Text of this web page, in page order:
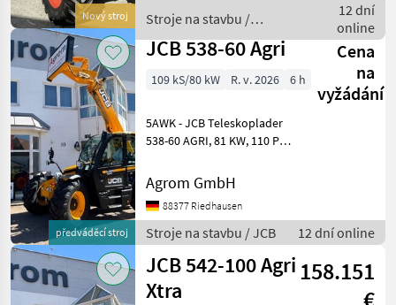
Nový stroj
Aushubhöhe und 4.600kg H
Stroje na stavbu /
Claas
12 dní
online
předváděcí stroj
JCB 538-60 Agri
Cena
na
vyžádání
109 kS/80 kW R. v. 2026 6 h
5AWK - JCB Teleskoplader
538-60 AGRI, 81 KW, 110 PS,
JCB DIESELMAX MOTOR, 516
NM, AUTO-STOP FUNKTION,
169 L DIESELTANK, 20, 8 L
ADBLUE TANK
Agrom GmbH
88377 Riedhausen
Stroje na stavbu / JCB 12 dní online
JCB 542-100 Agri
Xtra
158.151